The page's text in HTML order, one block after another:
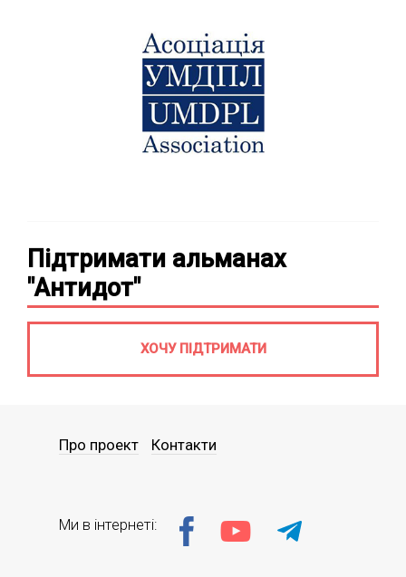
Підтримати альманах
"Антидот"
ХОЧУ ПІДТРИМАТИ
Про проект Контакти
Ми в інтернеті: